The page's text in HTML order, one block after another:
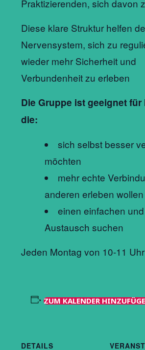
Praktizierenden, sich davon
Diese klare Struktur helfen
Nervensystem, sich zu
wieder mehr Sicherheit und
Verbundenheit zu erleben
Die Gruppe ist geeignet für
die:
sich selbst besser
möchten
mehr echte
anderen erleben wollen
einen einfachen
Austausch suchen
Jeden Montag von 10-11 Uhr
ZUM KALENDER
DETAILS